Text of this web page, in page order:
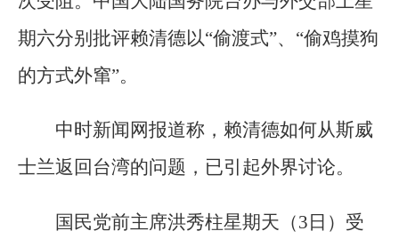
期六分别批评赖清德以“偷渡式”、“偷鸡摸狗
的方式外窜”。
中时新闻网报道称，赖清德如何从斯威
士兰返回台湾的问题，已引起外界讨论。
国民党前主席洪秀柱星期天（3日）受